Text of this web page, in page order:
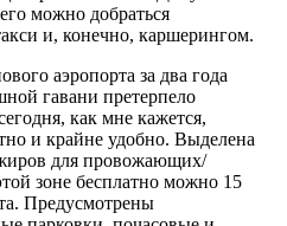
можно добраться
и, конечно, каршерингом.
аэропорта за два года
гавани претерпело
как мне кажется,
и крайне удобно. Выделена
для провожающих/
зоне бесплатно можно 15
Предусмотрены